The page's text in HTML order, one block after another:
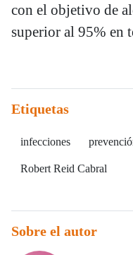
con el objetivo de
superior al 95% en
Etiquetas
infecciones
Robert Reid Cabral
Sobre el autor